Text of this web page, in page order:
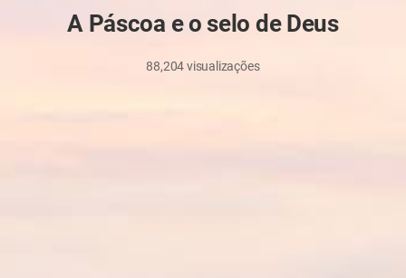
A Páscoa e o selo de Deus
23/2/2026
88,204visualizações